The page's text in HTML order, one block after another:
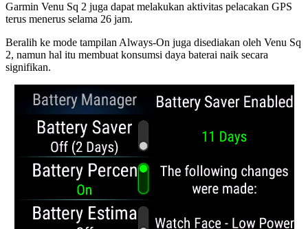
Garmin Venu Sq 2 juga dapat melakukan aktivitas pelacakan GPS
terus menerus selama 26 jam.
Beralih ke mode tampilan Always-On juga disediakan oleh Venu Sq
2, namun hal itu membuat konsumsi daya baterai naik secara
signifikan.